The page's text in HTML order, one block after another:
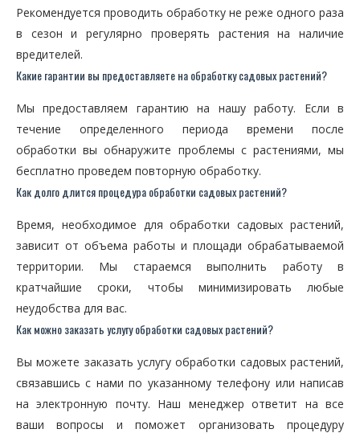
Рекомендуется проводить обработку не реже одного раза
в сезон и регулярно проверять растения на наличие
вредителей.
Какие гарантии вы предоставляете на обработку садовых растений?
Мы предоставляем гарантию на нашу работу. Если в
течение определенного периода времени после
обработки вы обнаружите проблемы с растениями, мы
бесплатно проведем повторную обработку.
Как долго длится процедура обработки садовых растений?
Время, необходимое для обработки садовых растений,
зависит от объема работы и площади обрабатываемой
территории. Мы стараемся выполнить работу в
кратчайшие сроки, чтобы минимизировать любые
неудобства для вас.
Как можно заказать услугу обработки садовых растений?
Вы можете заказать услугу обработки садовых растений,
связавшись с нами по указанному телефону или написав
на электронную почту. Наш менеджер ответит на все
ваши вопросы и поможет организовать процедуру